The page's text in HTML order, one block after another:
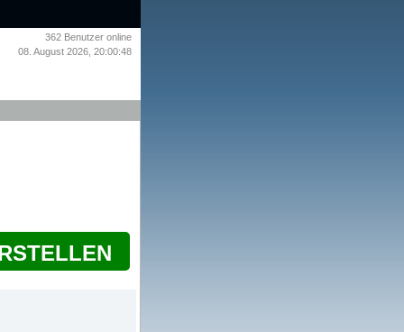
362 Benutzer online
08. August 2026, 20:00:48